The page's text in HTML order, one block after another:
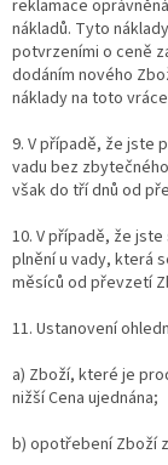
reklamace
nákladů. Tyto
potvrzeními o ceně
dodáním nového
náklady na toto
9. V případě, že jste
vadu bez
však do tří dnů od
10. V případě, že
plnění u vady, která
měsíců od převzetí
11. Ustanovení
a) Zboží, které je
nižší Cena ujednána;
b) opotřebení Zboží